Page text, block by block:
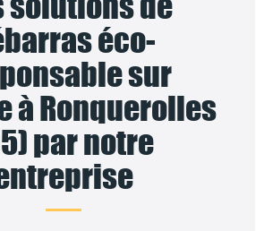
éco-
sur
à Ronquerolles
par notre